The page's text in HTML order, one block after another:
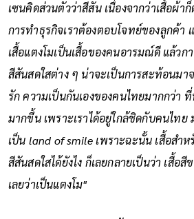
เซนคิดส่วนตัวว่าสีสัน เนื่องจากว่าเสื้อผ้า
การทำธุรกิจเราต้องตอบโจทย์ของลูกค้
เสื้อแตงโมเป็นเสื้อของคนอารมณ์ดี แล้วก
สีสันสดใสต่าง ๆ น่าจะเป็นการสะท้อนมา
รัก ความเป็นกันเองของคนไทยมากกว่า
มากขึ้น เพราะเราได้อยู่ใกล้ชิดกับคนไทย
เป็น land of smile เพราะฉะนั้น เสื้อสำ
สีสันสดใสได้ยังไง ก็เลยกลายเป็นว่า เสื้อ
เลยว่าเป็นแตงโม"